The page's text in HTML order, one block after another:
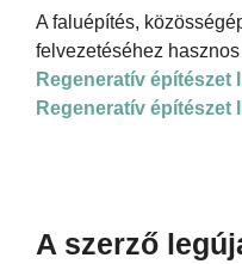
A faluépítés,
felvezetéséhez
Regeneratív építészet
Regeneratív építészet
A szerző